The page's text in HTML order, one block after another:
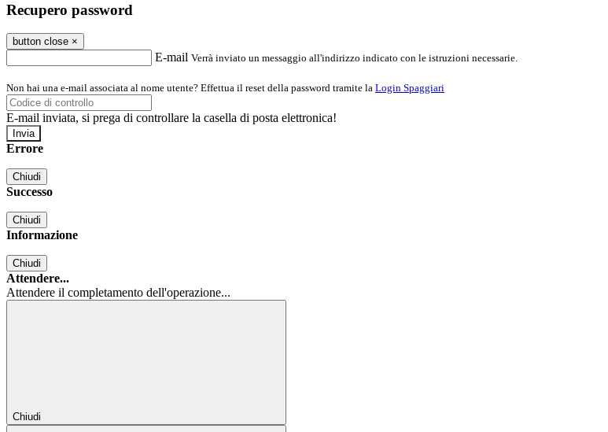
Recupero password
button close ×
E-mail Verrà inviato un messaggio all'indirizzo indicato con le istruzioni necessarie.
Non hai una e-mail associata al nome utente? Effettua il reset della password tramite la Login Spaggiari
E-mail inviata, si prega di controllare la casella di posta elettronica!
Errore
Chiudi
Successo
Chiudi
Informazione
Chiudi
Attendere...
Attendere il completamento dell'operazione...
Chiudi